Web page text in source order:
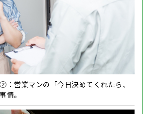
：営業マンの「今日決めてくれたら、
情。